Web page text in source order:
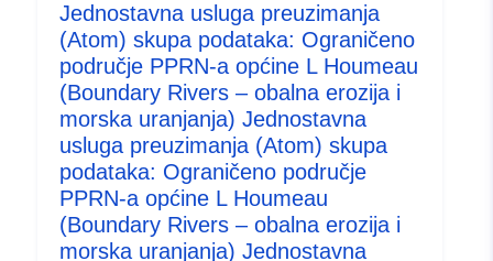
http://inspire.ec.europa.eu/
codelist/ResourceType/services
Jednostavna usluga preuzimanja
(Atom) skupa podataka: Ograničeno
područje PPRN-a općine L Houmeau
(Boundary Rivers – obalna erozija i
morska uranjanja) Jednostavna
usluga preuzimanja (Atom) skupa
podataka: Ograničeno područje
PPRN-a općine L Houmeau
(Boundary Rivers – obalna erozija i
morska uranjanja) Jednostavna